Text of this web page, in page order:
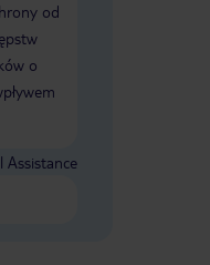
od
o
Assistance